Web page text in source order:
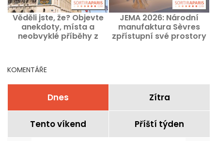
Věděli jste, že? Objevte
anekdoty, místa a
neobvyklé příběhy z
JEMA 2026: Národní
manufaktura Sèvres
zpřístupní své prostory
KOMENTÁŘE
Dnes Zítra
Tento víkend Příští týden